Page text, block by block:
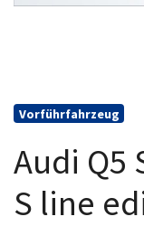
Vorführfahrzeug
Audi Q5
S line